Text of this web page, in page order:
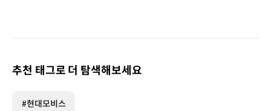
추천 태그로 더 탐색해보세요
#현대모비스